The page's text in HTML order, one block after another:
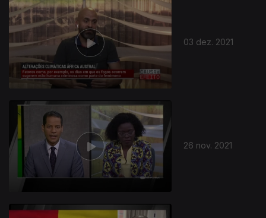
03 dez. 2021
26 nov. 2021